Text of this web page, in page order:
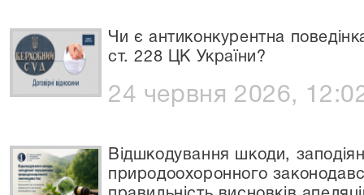
Чи є антиконкурентна
ст. 228 ЦК України?
24 червня 2026,
Відшкодування шкоди,
природоохоронного